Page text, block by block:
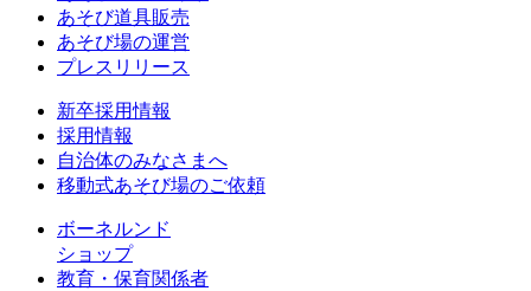
あそび道具販売
あそび場の運営
プレスリリース
新卒採用情報
採用情報
自治体のみなさまへ
移動式あそび場のご依頼
ボーネルンド
ショップ
教育・保育関係者